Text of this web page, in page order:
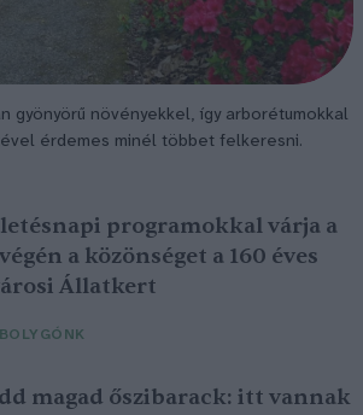
gyönyörű növényekkel, így arborétumokkal
érdemes minél többet felkeresni.
programokkal várja a
a közönséget a 160 éves
Állatkert
magad őszibarack: itt vannak